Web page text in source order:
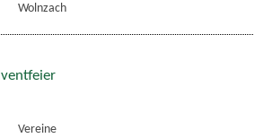
Wolnzach
Vereine